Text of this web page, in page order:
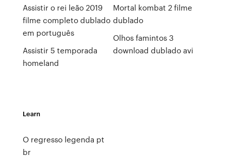
Assistir o rei leão 2019
filme completo dublado
em português
Assistir 5 temporada
homeland
Mortal kombat 2 filme
dublado
Olhos famintos 3
download dublado avi
Learn
O regresso legenda pt
br